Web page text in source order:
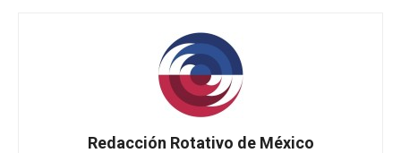
Redacción Rotativo de México